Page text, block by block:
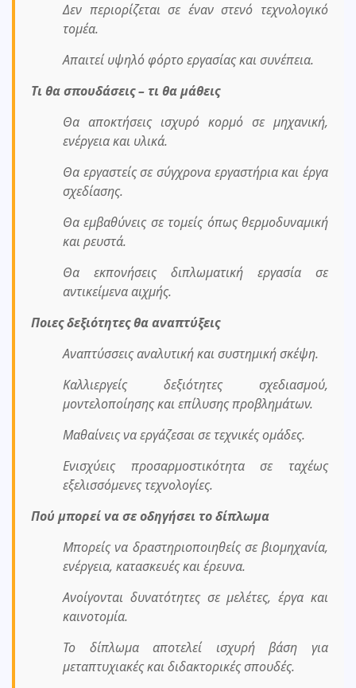
Δεν περιορίζεται σε έναν στενό τεχνολογικό
τομέα.
Απαιτεί υψηλό φόρτο εργασίας και συνέπεια.
Τι θα σπουδάσεις – τι θα μάθεις
Θα αποκτήσεις ισχυρό κορμό σε μηχανική,
ενέργεια και υλικά.
Θα εργαστείς σε σύγχρονα εργαστήρια και έργα
σχεδίασης.
Θα εμβαθύνεις σε τομείς όπως θερμοδυναμική
και ρευστά.
Θα εκπονήσεις διπλωματική εργασία σε
αντικείμενα αιχμής.
Ποιες δεξιότητες θα αναπτύξεις
Αναπτύσσεις αναλυτική και συστημική σκέψη.
Καλλιεργείς δεξιότητες σχεδιασμού,
μοντελοποίησης και επίλυσης προβλημάτων.
Μαθαίνεις να εργάζεσαι σε τεχνικές ομάδες.
Ενισχύεις προσαρμοστικότητα σε ταχέως
εξελισσόμενες τεχνολογίες.
Πού μπορεί να σε οδηγήσει το δίπλωμα
Μπορείς να δραστηριοποιηθείς σε βιομηχανία,
ενέργεια, κατασκευές και έρευνα.
Ανοίγονται δυνατότητες σε μελέτες, έργα και
καινοτομία.
Το δίπλωμα αποτελεί ισχυρή βάση για
μεταπτυχιακές και διδακτορικές σπουδές.